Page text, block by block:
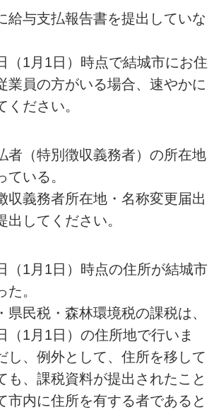
給与支払報告書を提出していな
（1月1日）時点で結城市にお住
業員の方がいる場合、速やかに
ください。
者（特別徴収義務者）の所在地
ている。
収義務者所在地・名称変更届出
出してください。
（1月1日）時点の住所が結城市
た。
県民税・森林環境税の課税は、
（1月1日）の住所地で行いま
し 、例外として、住所を移して
も、課税資料が提出されたこと
市内に住所を有する者であると